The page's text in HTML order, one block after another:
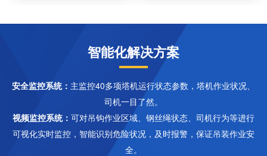
智能化解决方案
安全监控系统： 主监控40多项塔机运行状态参数，塔机作业状况、
司机一目了然。
视频监控系统： 可对吊钩作业区域、钢丝绳状态、司机行为等进行
可视化实时监控，智能识别危险状况，及时报警，保证吊装作业安
全。